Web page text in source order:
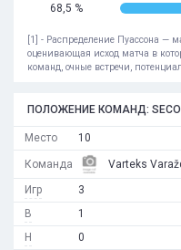
68,5 %
[1] - Распределение Пуассона —
оценивающая исход матча в
команд, очные встречи,
ПОЛОЖЕНИЕ КОМАНД:
Место
Команда
Игр
В
Н
10
Varteks
3
1
0